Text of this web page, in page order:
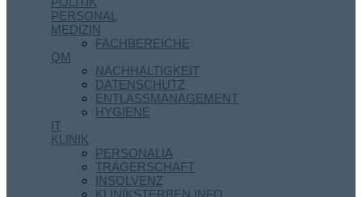
PERSONAL
MEDIZIN
FACHBEREICHE
QM
NACHHALTIGKEIT
DATENSCHUTZ
ENTLASSMANAGEMENT
HYGIENE
IT
KLINIK
PERSONALIA
TRÄGERSCHAFT
INSOLVENZ